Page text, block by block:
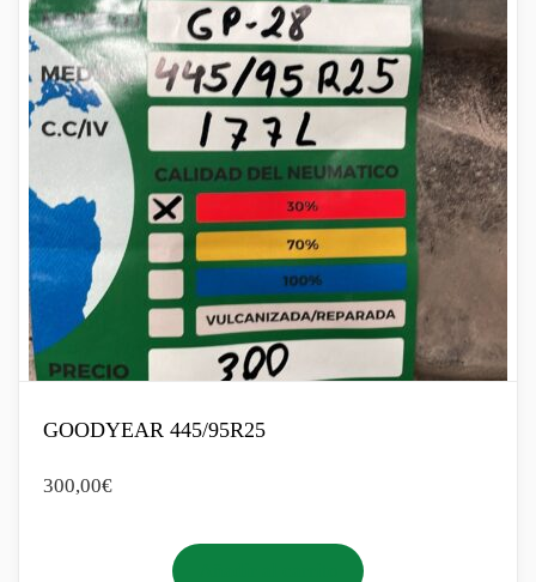
GOODYEAR 445/95R25
300,00€